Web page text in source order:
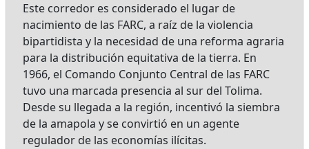
Este corredor es considerado el lugar de
nacimiento de las FARC, a raíz de la violencia
bipartidista y la necesidad de una reforma agraria
para la distribución equitativa de la tierra. En
1966, el Comando Conjunto Central de las FARC
tuvo una marcada presencia al sur del Tolima.
Desde su llegada a la región, incentivó la siembra
de la amapola y se convirtió en un agente
regulador de las economías ilícitas.